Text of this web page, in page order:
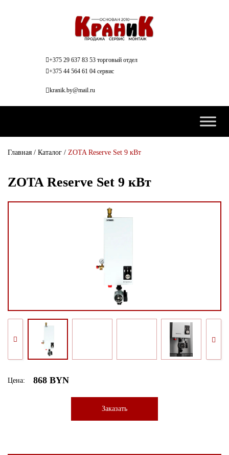
+375 29 637 83 53 торговый отдел
+375 44 564 61 04 сервис
kranik.by@mail.ru
Главная / Каталог / ZOTA Reserve Set 9 кВт
ZOTA Reserve Set 9 кВт
Цена: 868 BYN
Заказать